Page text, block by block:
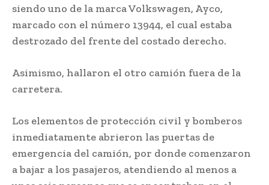
siendo uno de la marca Volkswagen, Ayco,
marcado con el número 13944, el cual estaba
destrozado del frente del costado derecho.
Asimismo, hallaron el otro camión fuera de la
carretera.
Los elementos de protección civil y bomberos
inmediatamente abrieron las puertas de
emergencia del camión, por donde comenzaron
a bajar a los pasajeros, atendiendo al menos a